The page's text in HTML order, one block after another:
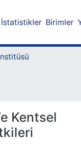
İstatistikler Birimler
Kentsel